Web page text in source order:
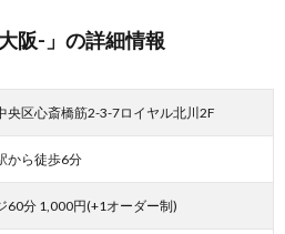
阪-」の詳細情報
央区心斎橋筋2-3-7ロイヤル北川2F
から徒歩6分
60分 1,000円(+1オーダー制)